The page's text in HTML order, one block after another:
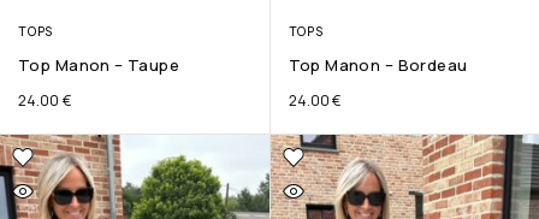
TOPS
Top Manon – Taupe
24.00 €
TOPS
Top Manon – Bordeau
24.00€